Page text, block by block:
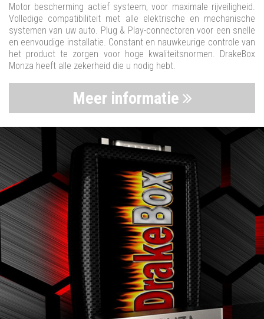
Motor bescherming actief systeem, voor maximale rijveiligheid.
Volledige compatibiliteit met alle elektrische en mechanische
systemen van uw auto. Plug & Play-connectoren voor een snelle
en eenvoudige installatie. Constant en nauwkeurige controle van
het product te zorgen voor hoge kwaliteitsnormen. DrakeBox
Monza heeft alle zekerheid die u nodig hebt.
Meer informatie